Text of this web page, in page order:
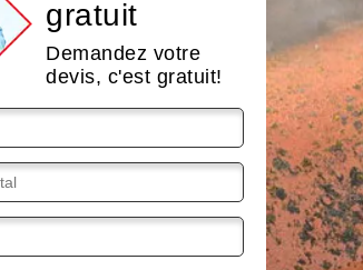
gratuit
Demandez votre
devis, c'est gratuit!